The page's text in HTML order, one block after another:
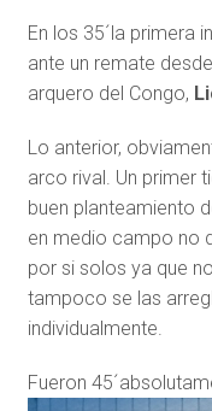
En los 35´la primera
ante un remate
arquero del Congo,
Lo anterior,
arco rival. Un primer
buen planteamiento
en medio campo no
por si solos ya que
tampoco se las
individualmente.
Fueron